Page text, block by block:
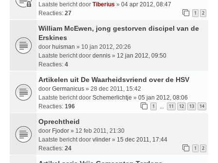
Laatste bericht door Tiberius » 04 apr 2012, 08:47
Reacties: 27 1 2
William McEwen, jong gestorven discipel van de
Erskines
door huisman » 10 jan 2012, 20:26
Laatste bericht door dennis » 12 jan 2012, 09:50
Reacties: 4
Artikelen uit De Waarheidsvriend over de HSV
door Germanicus » 28 dec 2011, 15:42
Laatste bericht door Schemerlichtje » 05 jan 2012, 08:06
Reacties: 196 1 … 11 12 13 14
Oprechtheid
door Fjodor » 12 feb 2011, 21:30
Laatste bericht door vlinder » 15 dec 2011, 17:44
Reacties: 24 1 2